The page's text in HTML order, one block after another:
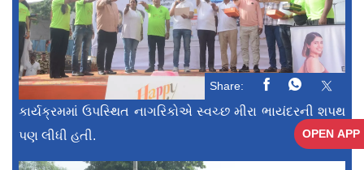
OPEN APP
Share:
કાર્યક્રમમાં ઉપસ્થિત નાગરિકોએ સ્વચ્છ મીરા ભાયંદરની શપથ
પણ લીધી હતી.